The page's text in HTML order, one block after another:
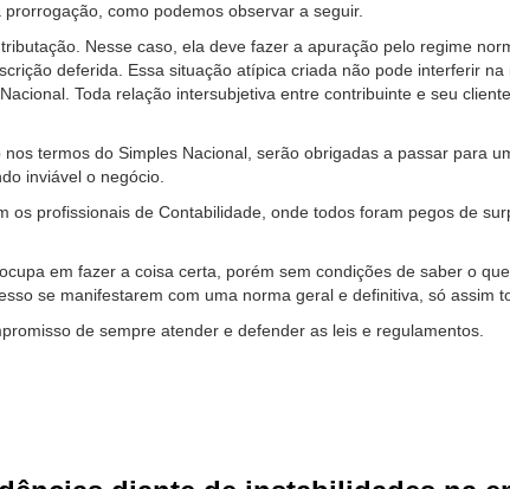
como podemos observar a seguir.
Nesse caso, ela deve fazer a apuração pelo regime
deferida. Essa situação atípica criada não pode interferir
Toda relação intersubjetiva entre contribuinte e seu
termos do Simples Nacional, serão obrigadas a passar para
inviável o negócio.
profissionais de Contabilidade, onde todos foram pegos de
em fazer a coisa certa, porém sem condições de saber o
se manifestarem com uma norma geral e definitiva, só assim
de sempre atender e defender as leis e regulamentos.